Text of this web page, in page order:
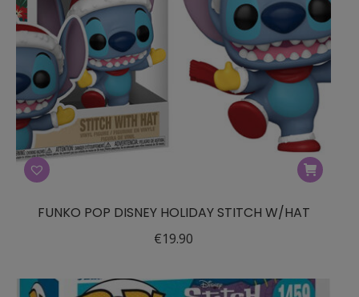
FUNKO POP DISNEY HOLIDAY STITCH W/HAT
€19.90